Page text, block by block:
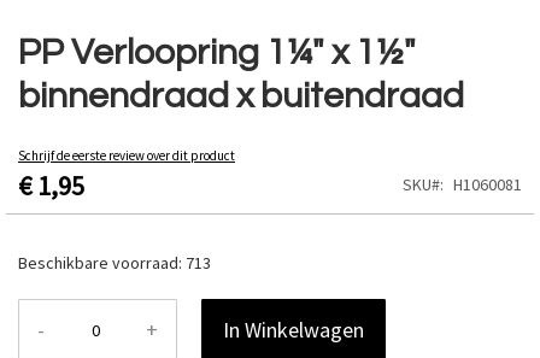
PP Verloopring 1¼" x 1½"
binnendraad x buitendraad
Schrijf de eerste review over dit product
€ 1,95 SKU H1060081
Beschikbare voorraad: 713
- + In Winkelwagen
naar
het
begin
van
afbeeldingen-
gallerij